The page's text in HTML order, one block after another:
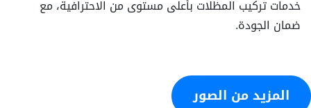
خدمات تركيب المظلات بأعلى مستوى من الاحترافية، مع
ضمان الجودة.
المزيد من الصور